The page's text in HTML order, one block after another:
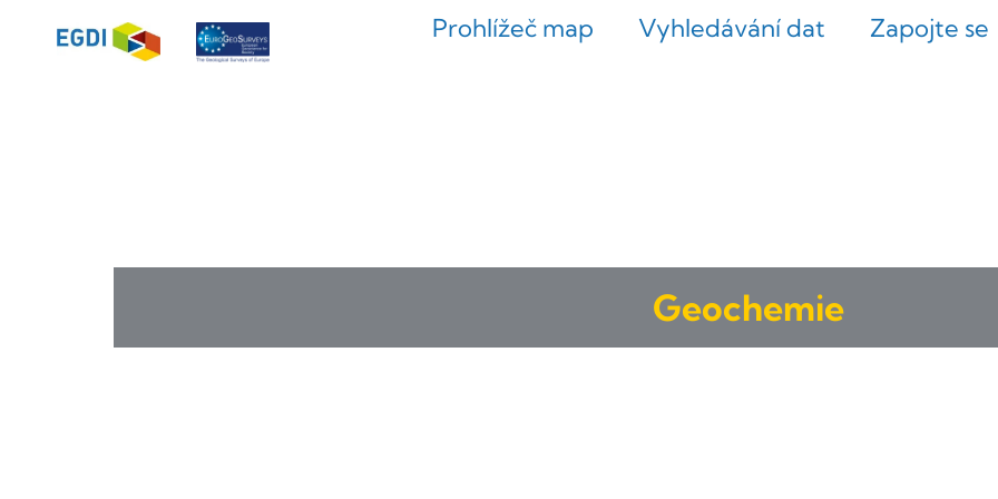
Prohlížeč map Vyhledávání dat Zapojte se
Geochemie